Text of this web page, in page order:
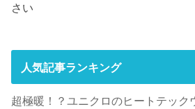
さい
人気記事ランキング
超極暖！？ユニクロのヒートテック